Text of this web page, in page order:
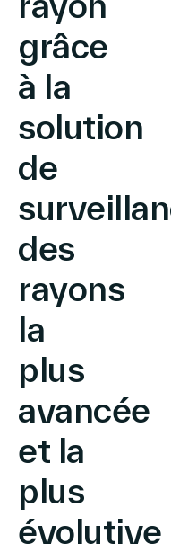
grâce
à la
solution
de
des
rayons
la
plus
avancée
et la
plus
évolutive